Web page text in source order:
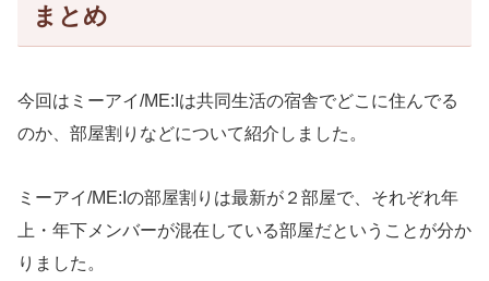
まとめ
今回はミーアイ/ME:Iは共同生活の宿舎でどこに住んでる
のか、部屋割りなどについて紹介しました。
ミーアイ/ME:Iの部屋割りは最新が２部屋で、それぞれ年
上・年下メンバーが混在している部屋だということが分か
りました。